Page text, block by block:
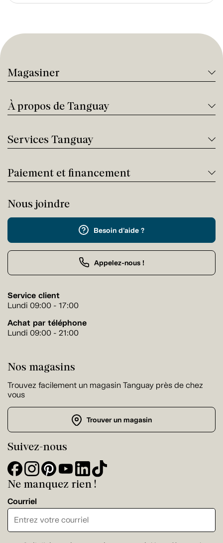
Magasiner
À propos de Tanguay
Services Tanguay
Paiement et financement
Nous joindre
Besoin d'aide ?
Appelez-nous !
Service client
Lundi 09:00 - 17:00
Achat par téléphone
Lundi 09:00 - 21:00
Nos magasins
Trouvez facilement un magasin Tanguay près de chez
vous
Trouver un magasin
Suivez-nous
Ne manquez rien !
Courriel